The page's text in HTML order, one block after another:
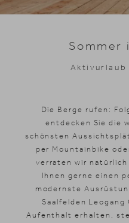
Skifahren
Sommer
Aktivurlaub
Die Berge rufen:
entdecken Sie die
schönsten
per Mountainbike
verraten wir
Ihnen gerne einen
modernste
Saalfelden Leogang
Aufenthalt erhalten,